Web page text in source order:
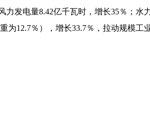
力发电量8.42亿千瓦时，增长35％；
为12.7％），增长33.7％，拉动规模工